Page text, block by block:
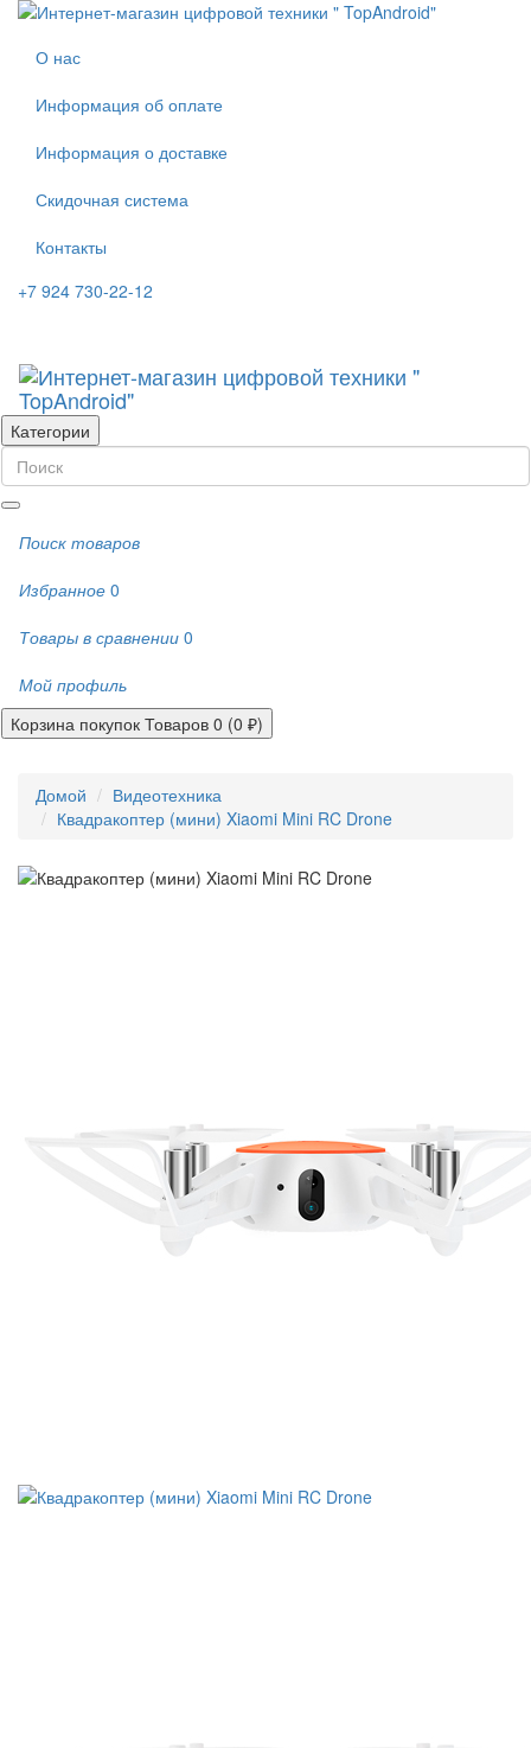
О нас
Информация об оплате
Информация о доставке
Скидочная система
Контакты
+7 924 730-22-12
Категории
Поиск товаров
Избранное 0
Товары в сравнении 0
Мой профиль
Корзина покупок Товаров 0 (0 ₽)
Домой
Видеотехника
Квадракоптер (мини) Xiaomi Mini RC Drone